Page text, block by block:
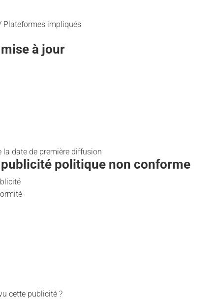
Plateformes impliqués
à jour
date de première diffusion
politique non conforme
cette publicité ?